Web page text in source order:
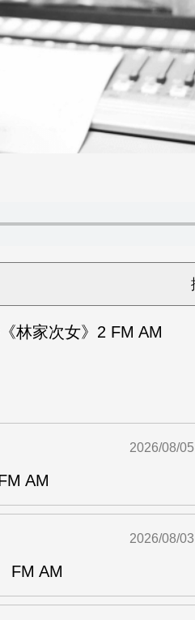
林家次女》2 FM AM
AM
2026/08/05
FM AM
2026/08/03